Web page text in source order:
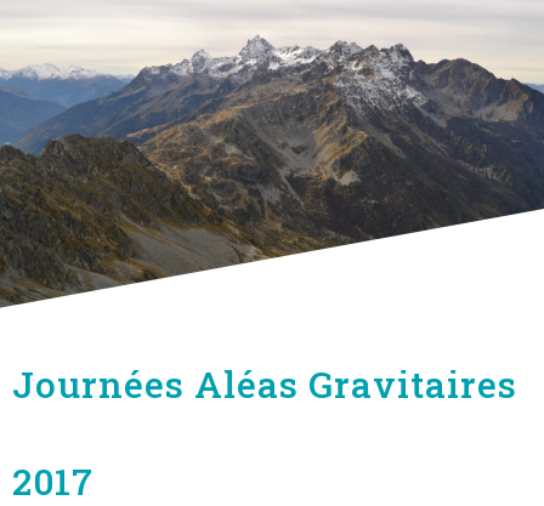
Journées Aléas Gravitaires
2017